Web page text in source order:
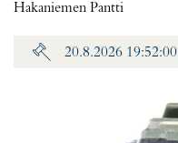
Hakaniemen Pantti
20.8.2026 19:52:00